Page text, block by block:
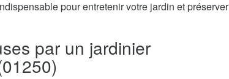
pour entretenir votre jardin et préserver
par un jardinier